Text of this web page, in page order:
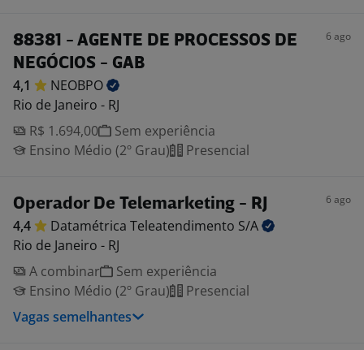
88381 - AGENTE DE PROCESSOS DE
NEGÓCIOS - GAB
6 ago
4,1
NEOBPO
Rio de Janeiro - RJ
R$ 1.694,00
Sem experiência
Ensino Médio (2º Grau)
Presencial
Operador De Telemarketing - RJ 6 ago
4,4 Datamétrica Teleatendimento S/A
Rio de Janeiro - RJ
A combinar
Sem experiência
Ensino Médio (2º Grau)
Presencial
Vagas semelhantes